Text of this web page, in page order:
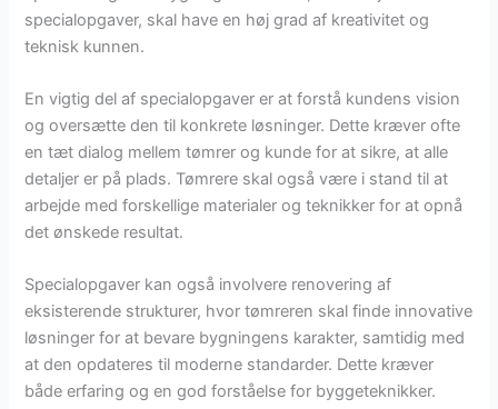
specialopgaver, skal have en høj grad af kreativitet og
teknisk kunnen.
En vigtig del af specialopgaver er at forstå kundens vision
og oversætte den til konkrete løsninger. Dette kræver ofte
en tæt dialog mellem tømrer og kunde for at sikre, at alle
detaljer er på plads. Tømrere skal også være i stand til at
arbejde med forskellige materialer og teknikker for at opnå
det ønskede resultat.
Specialopgaver kan også involvere renovering af
eksisterende strukturer, hvor tømreren skal finde innovative
løsninger for at bevare bygningens karakter, samtidig med
at den opdateres til moderne standarder. Dette kræver
både erfaring og en god forståelse for byggeteknikker.